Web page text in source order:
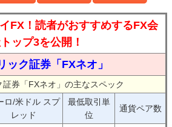
FX！読者がおすすめするFX会
ップ3を公開！
ック証券「FXネオ」
券「FXネオ」の主なスペック
ロ/米ドル スプ
レッド
最低取引単
位
通貨ペア数